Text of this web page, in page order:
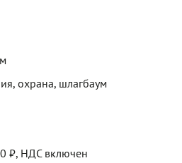
охрана, шлагбаум
₽, НДС включен